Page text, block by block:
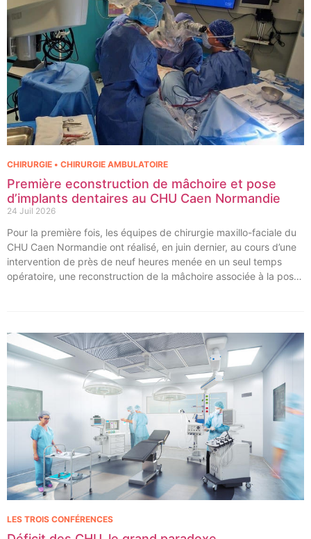
Première econstruction de mâchoire et pose
d’implants dentaires au CHU Caen Normandie
24 Juil 2026
CHIRURGIE • CHIRURGIE AMBULATOIRE
Pour la première fois, les équipes de chirurgie maxillo-faciale du
CHU Caen Normandie ont réalisé, en juin dernier, au cours d’une
intervention de près de neuf heures menée en un seul temps
opératoire, une reconstruction de la mâchoire associée à la pose
LES TROIS CONFÉRENCES